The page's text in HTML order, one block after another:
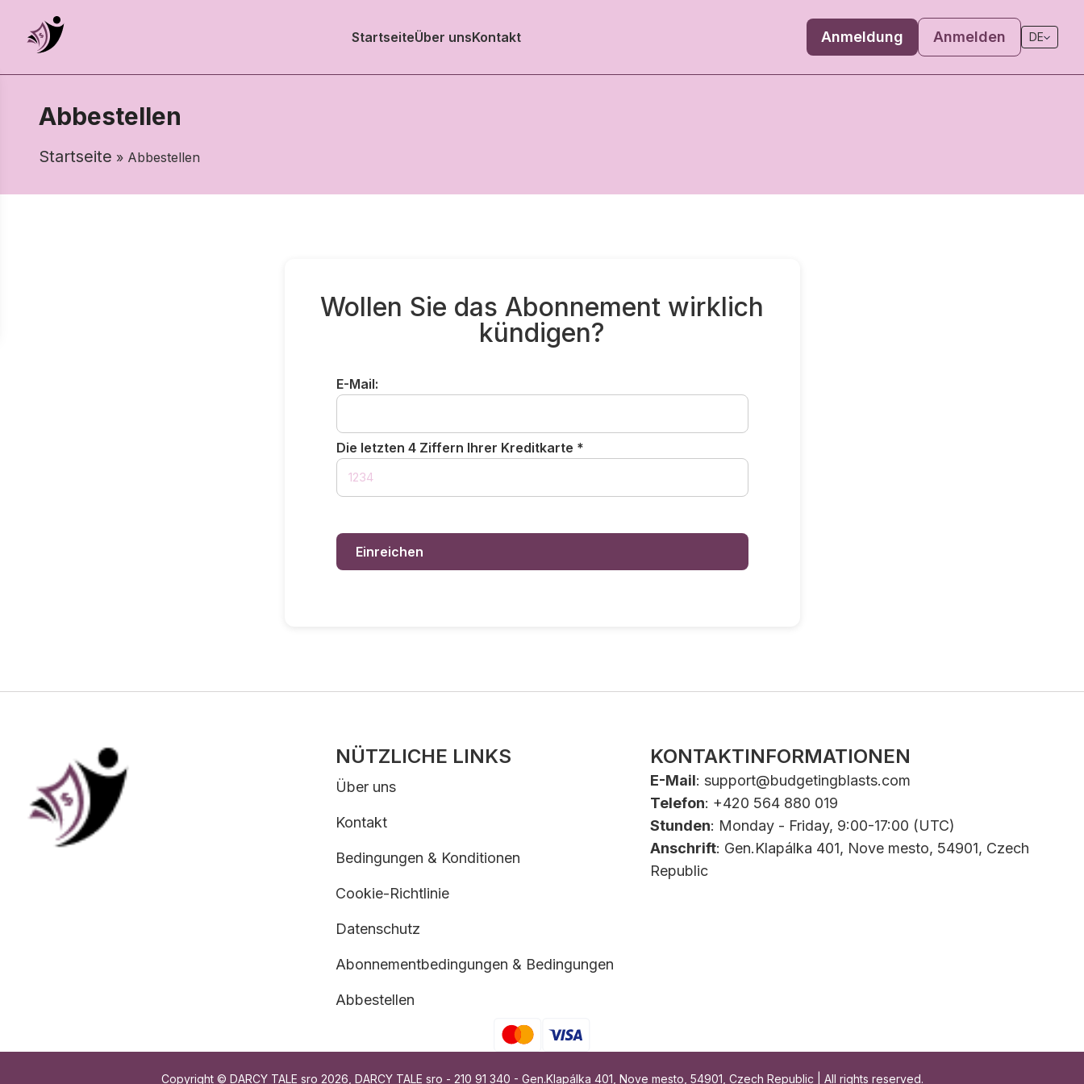
StartseiteÜber unsKontakt Anmeldung Anmelden DE
Abbestellen
Startseite » Abbestellen
Wollen Sie das Abonnement wirklich
kündigen?
E-Mail:
Die letzten 4 Ziffern Ihrer Kreditkarte *
NÜTZLICHE LINKS
Über uns
Kontakt
Bedingungen & Konditionen
Cookie-Richtlinie
Datenschutz
Abonnementbedingungen & Bedingungen
Abbestellen
KONTAKTINFORMATIONEN
E-Mail: support@budgetingblasts.com
Telefon: +420 564 880 019
Stunden: Monday - Friday, 9:00-17:00 (UTC)
Anschrift: Gen.Klapálka 401, Nove mesto, 54901, Czech
Republic
Copyright © DARCY TALE sro 2026, DARCY TALE sro - 210 91 340 - Gen.Klapálka 401, Nove mesto, 54901, Czech Republic | All rights reserved.